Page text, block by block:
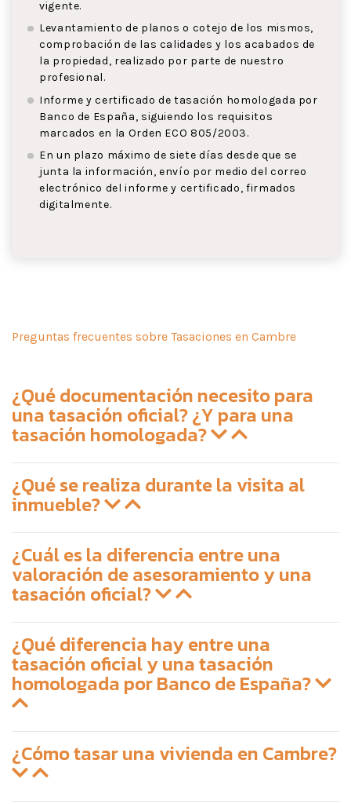
vigente.
Levantamiento de planos o cotejo de los mismos,
comprobación de las calidades y los acabados de
la propiedad, realizado por parte de nuestro
profesional.
Informe y certificado de tasación homologada por
Banco de España, siguiendo los requisitos
marcados en la Orden ECO 805/2003.
En un plazo máximo de siete días desde que se
junta la información, envío por medio del correo
electrónico del informe y certificado, firmados
digitalmente.
Preguntas frecuentes sobre Tasaciones en Cambre
¿Qué documentación necesito para
una tasación oficial? ¿Y para una
tasación homologada?
¿Qué se realiza durante la visita al
inmueble?
¿Cuál es la diferencia entre una
valoración de asesoramiento y una
tasación oficial?
¿Qué diferencia hay entre una
tasación oficial y una tasación
homologada por Banco de España?
¿Cómo tasar una vivienda en Cambre?